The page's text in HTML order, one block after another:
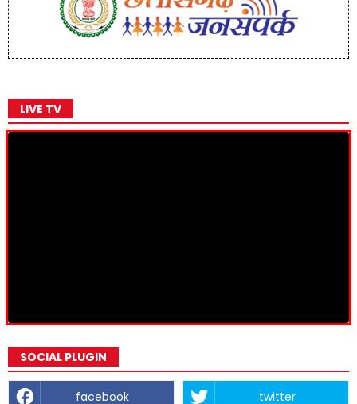
LIVE TV
SOCIAL PLUGIN
facebook twitter